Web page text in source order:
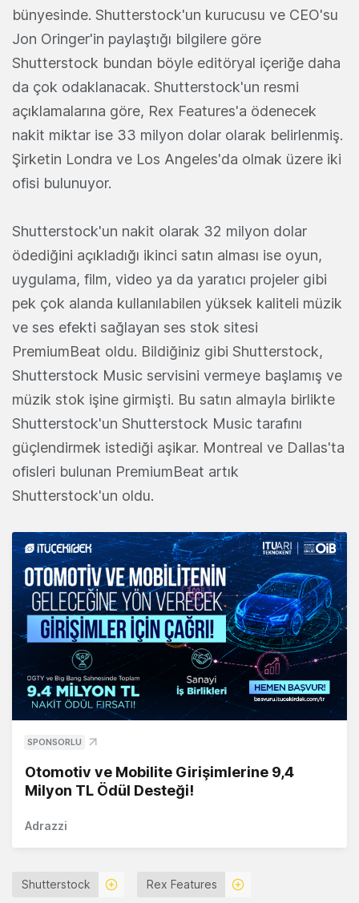
bünyesinde. Shutterstock'un kurucusu ve CEO'su
Jon Oringer'in paylaştığı bilgilere göre
Shutterstock bundan böyle editöryal içeriğe daha
da çok odaklanacak. Shutterstock'un resmi
açıklamalarına göre, Rex Features'a ödenecek
nakit miktar ise 33 milyon dolar olarak belirlenmiş.
Şirketin Londra ve Los Angeles'da olmak üzere iki
ofisi bulunuyor.
Shutterstock'un nakit olarak 32 milyon dolar
ödediğini açıkladığı ikinci satın alması ise oyun,
uygulama, film, video ya da yaratıcı projeler gibi
pek çok alanda kullanılabilen yüksek kaliteli müzik
ve ses efekti sağlayan ses stok sitesi
PremiumBeat oldu. Bildiğiniz gibi Shutterstock,
Shutterstock Music servisini vermeye başlamış ve
müzik stok işine girmişti. Bu satın almayla birlikte
Shutterstock'un Shutterstock Music tarafını
güçlendirmek istediği aşikar. Montreal ve Dallas'ta
ofisleri bulunan PremiumBeat artık
Shutterstock'un oldu.
SPONSORLU
Otomotiv ve Mobilite Girişimlerine 9,4
Milyon TL Ödül Desteği!
Adrazzi
Shutterstock Rex Features